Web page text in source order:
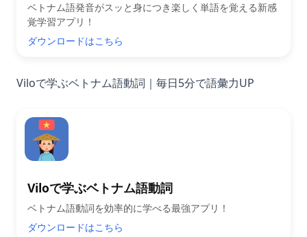
ベトナム語発音がスッと身につき楽しく単語を覚える新感
覚学習アプリ！
ダウンロードはこちら
Viloで学ぶベトナム語動詞｜毎日5分で語彙力UP
Viloで学ぶベトナム語動詞
ベトナム語動詞を効率的に学べる最強アプリ！
ダウンロードはこちら